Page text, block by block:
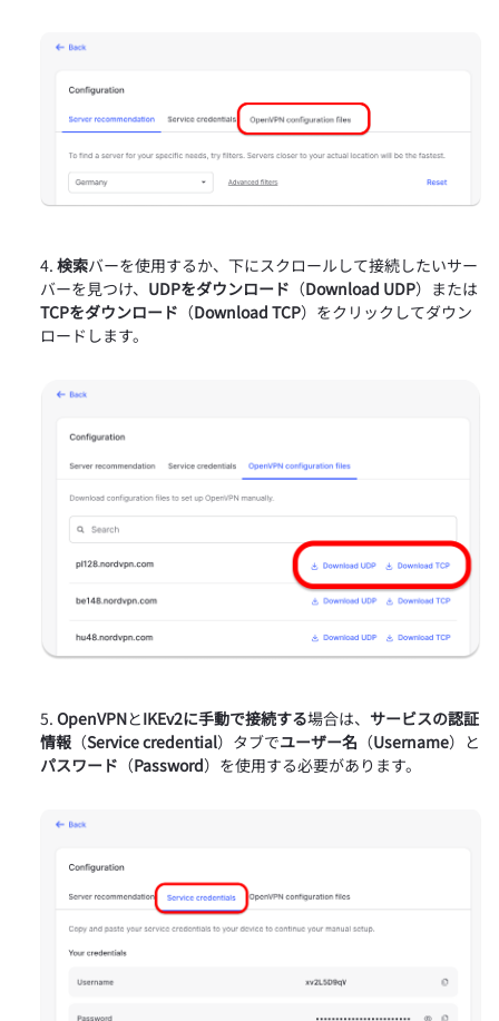
検索バーを使用するか、下にスクロールして接続したいサー
バーを見つけ、 UDPをダウンロード （Download UDP）または
TCPをダウンロード （Download TCP）をクリックしてダウン
ロードします。
OpenVPNとIKEv2に手動で接続する場合は、 サービスの認証
情報 （Service credential）タブでユーザー名 （Username）と
パスワード （Password）を使用する必要があります。